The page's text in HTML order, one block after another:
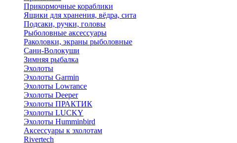
Прикормочные кораблики
Ящики для хранения, вёдра, сита
Подсаки, ручки, головы
Рыболовные аксессуары
Раколовки, экраны рыболовные
Сани-Волокуши
Зимняя рыбалка
Эхолоты
Эхолоты Garmin
Эхолоты Lowrance
Эхолоты Deeper
Эхолоты ПРАКТИК
Эхолоты LUCKY
Эхолоты Humminbird
Аксессуары к эхолотам
Rivertech